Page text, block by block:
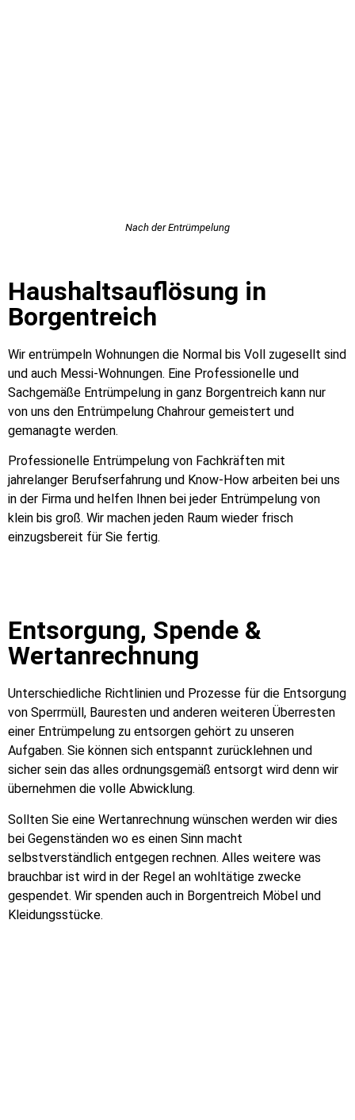
Nach der Entrümpelung
Haushaltsauflösung in
Borgentreich
Wir entrümpeln Wohnungen die Normal bis Voll zugesellt sind
und auch Messi-Wohnungen. Eine Professionelle und
Sachgemäße Entrümpelung in ganz Borgentreich kann nur
von uns den Entrümpelung Chahrour gemeistert und
gemanagte werden.
Professionelle Entrümpelung von Fachkräften mit
jahrelanger Berufserfahrung und Know-How arbeiten bei uns
in der Firma und helfen Ihnen bei jeder Entrümpelung von
klein bis groß. Wir machen jeden Raum wieder frisch
einzugsbereit für Sie fertig.
Entsorgung, Spende &
Wertanrechnung
Unterschiedliche Richtlinien und Prozesse für die Entsorgung
von Sperrmüll, Bauresten und anderen weiteren Überresten
einer Entrümpelung zu entsorgen gehört zu unseren
Aufgaben. Sie können sich entspannt zurücklehnen und
sicher sein das alles ordnungsgemäß entsorgt wird denn wir
übernehmen die volle Abwicklung.
Sollten Sie eine Wertanrechnung wünschen werden wir dies
bei Gegenständen wo es einen Sinn macht
selbstverständlich entgegen rechnen. Alles weitere was
brauchbar ist wird in der Regel an wohltätige zwecke
gespendet. Wir spenden auch in Borgentreich Möbel und
Kleidungsstücke.